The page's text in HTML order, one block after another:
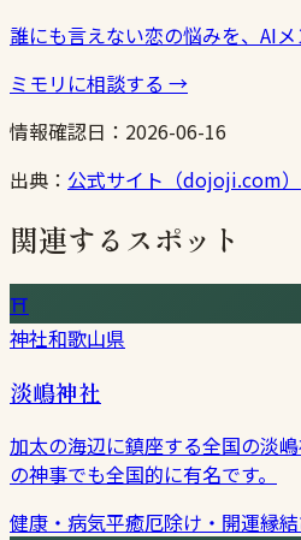
誰にも言えない恋の悩みを、AI
ミモリに相談する →
情報確認日： 2026-06-16
出典： 公式サイト（dojoji.com）
関連するスポット
⛩
神社和歌山県
淡嶋神社
加太の海辺に鎮座する全国の淡
の神事でも全国的に有名です。
健康・病気平癒厄除け・開運縁